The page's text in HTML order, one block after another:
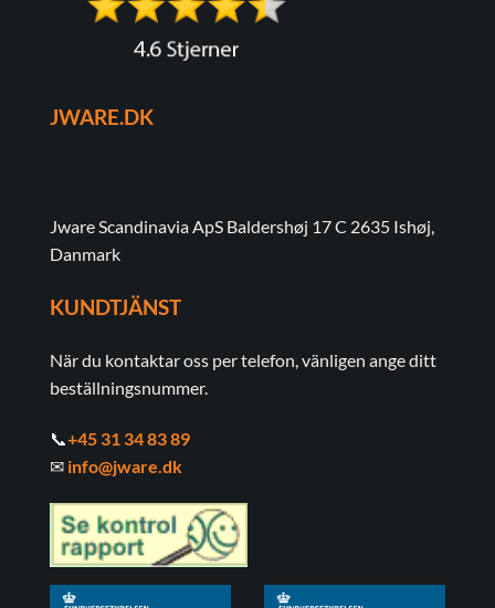
JWARE.DK
Jware Scandinavia ApS Baldershøj 17 C 2635 Ishøj,
Danmark
KUNDTJÄNST
När du kontaktar oss per telefon, vänligen ange ditt
beställningsnummer.
📞+45 31 34 83 89
✉ info@jware.dk